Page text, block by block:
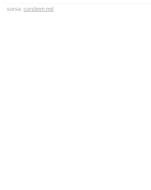
sursa: cursbnm.md